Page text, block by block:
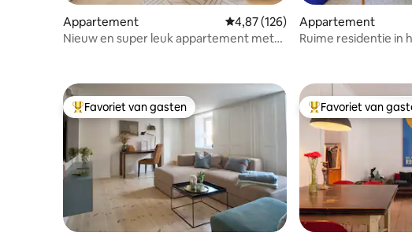
Appartement Gemiddelde beoordeling van 4,87
4,87 (126)
Nieuw en super leuk appartement met
Appartement
Ruime residentie in
Topfavoriet van gasten
Favoriet van gasten Topfavoriet van
Favoriet van